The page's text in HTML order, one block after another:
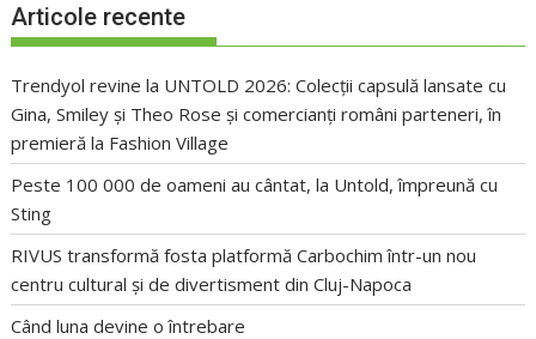
Articole recente
Trendyol revine la UNTOLD 2026: Colecții capsulă lansate cu
Gina, Smiley și Theo Rose și comercianți români parteneri, în
premieră la Fashion Village
Peste 100 000 de oameni au cântat, la Untold, împreună cu
Sting
RIVUS transformă fosta platformă Carbochim într-un nou
centru cultural și de divertisment din Cluj-Napoca
Când luna devine o întrebare